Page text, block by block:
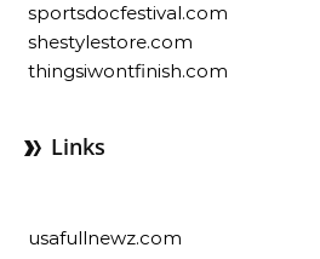
sportsdocfestival.com
shestylestore.com
thingsiwontfinish.com
Links
usafullnewz.com